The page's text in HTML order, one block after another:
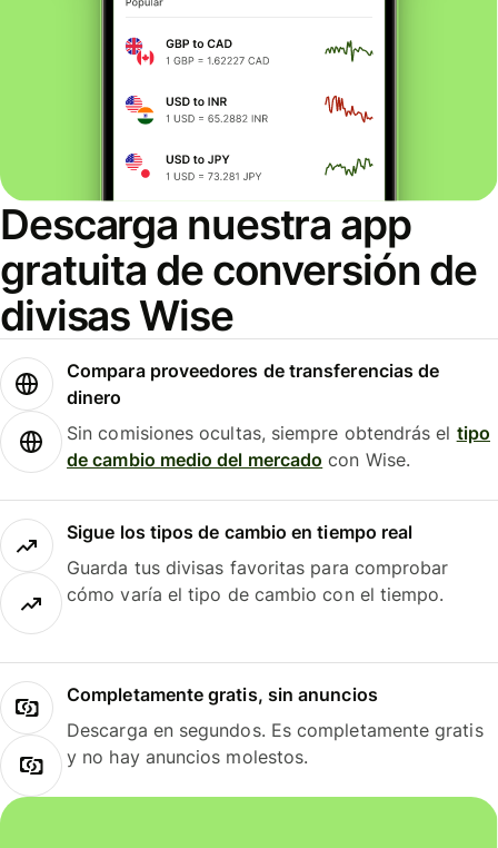
Descarga nuestra app
gratuita de conversión de
divisas Wise
Compara proveedores de transferencias de
dinero
Sin comisiones ocultas, siempre obtendrás el tipo
de cambio medio del mercado con Wise.
Sigue los tipos de cambio en tiempo real
Guarda tus divisas favoritas para comprobar
cómo varía el tipo de cambio con el tiempo.
Completamente gratis, sin anuncios
Descarga en segundos. Es completamente gratis
y no hay anuncios molestos.